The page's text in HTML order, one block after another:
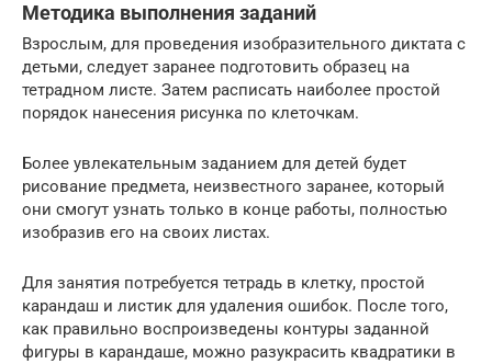
Методика выполнения заданий
Взрослым, для проведения изобразительного диктата с
детьми, следует заранее подготовить образец на
тетрадном листе. Затем расписать наиболее простой
порядок нанесения рисунка по клеточкам.
Более увлекательным заданием для детей будет
рисование предмета, неизвестного заранее, который
они смогут узнать только в конце работы, полностью
изобразив его на своих листах.
Для занятия потребуется тетрадь в клетку, простой
карандаш и листик для удаления ошибок. После того,
как правильно воспроизведены контуры заданной
фигуры в карандаше, можно разукрасить квадратики в